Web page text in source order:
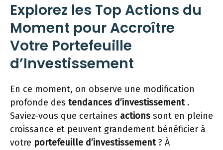
Explorez les Top Actions du
Moment pour Accroître
Votre Portefeuille
d’Investissement
En ce moment, on observe une modification
profonde des tendances d’investissement .
Saviez-vous que certaines actions sont en pleine
croissance et peuvent grandement bénéficier à
votre portefeuille d’investissement? À